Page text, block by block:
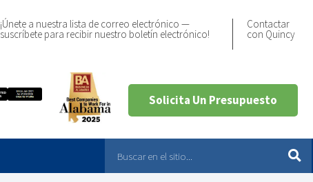
¡Únete a nuestra lista de correo electrónico —
suscríbete para recibir nuestro boletín electrónico!
Contactar
con Quincy
Solicita Un Presupuesto